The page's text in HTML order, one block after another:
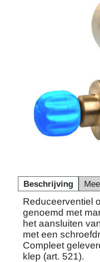
Beschrijving
Reduceerventiel
genoemd met
het aansluiten
met een
Compleet
klep (art. 521).